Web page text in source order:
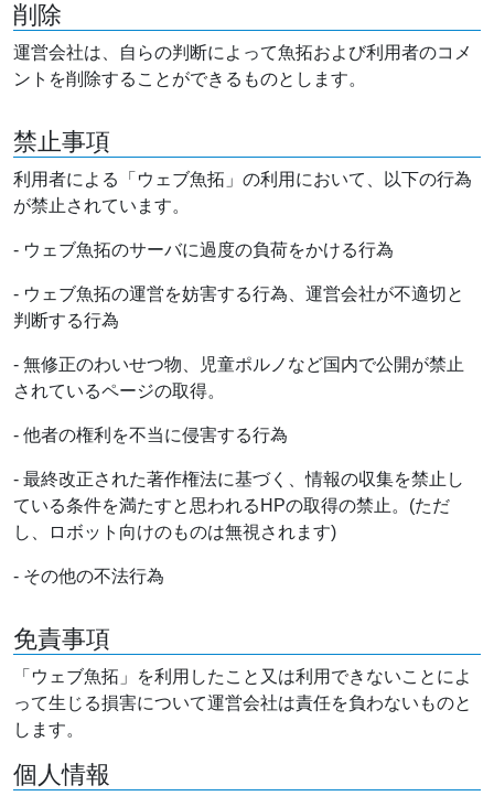
削除
運営会社は、自らの判断によって魚拓および利用者のコメ
ントを削除することができるものとします。
禁止事項
利用者による「ウェブ魚拓」の利用において、以下の行為
が禁止されています。
- ウェブ魚拓のサーバに過度の負荷をかける行為
- ウェブ魚拓の運営を妨害する行為、運営会社が不適切と
判断する行為
- 無修正のわいせつ物、児童ポルノなど国内で公開が禁止
されているページの取得。
- 他者の権利を不当に侵害する行為
- 最終改正された著作権法に基づく、情報の収集を禁止し
ている条件を満たすと思われるHPの取得の禁止。(ただ
し、ロボット向けのものは無視されます)
- その他の不法行為
免責事項
「ウェブ魚拓」を利用したこと又は利用できないことによ
って生じる損害について運営会社は責任を負わないものと
します。
個人情報